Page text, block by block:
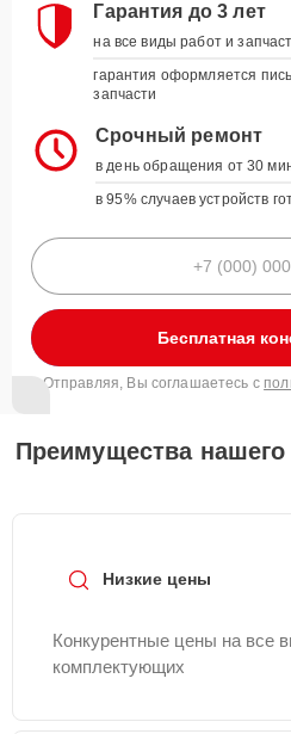
Гарантия до 3 лет
на все виды работ и
гарантия оформляется
запчасти
Срочный ремонт
в день обращения от 30
в 95% случаев устройств
Бесплатная
Отправляя, Вы соглашаетесь с
Преимущества нашего
Низкие цены
Конкурентные цены на все
комплектующих